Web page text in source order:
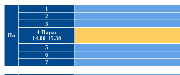
Пн
1
2
3
4 Пара:
14.00-15.30
5
6
7